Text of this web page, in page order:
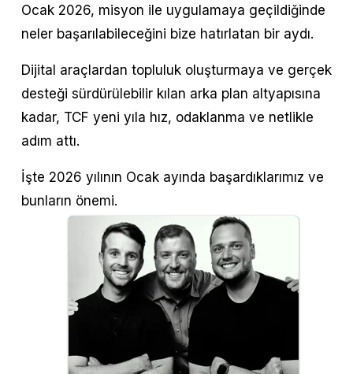
Ocak 2026, misyon ile uygulamaya geçildiğinde
neler başarılabileceğini bize hatırlatan bir aydı.
Dijital araçlardan topluluk oluşturmaya ve gerçek
desteği sürdürülebilir kılan arka plan altyapısına
kadar, TCF yeni yıla hız, odaklanma ve netlikle
adım attı.
İşte 2026 yılının Ocak ayında başardıklarımız ve
bunların önemi.